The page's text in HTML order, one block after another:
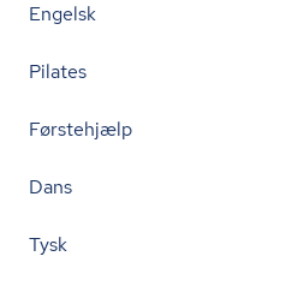
Engelsk
Pilates
Førstehjælp
Dans
Tysk